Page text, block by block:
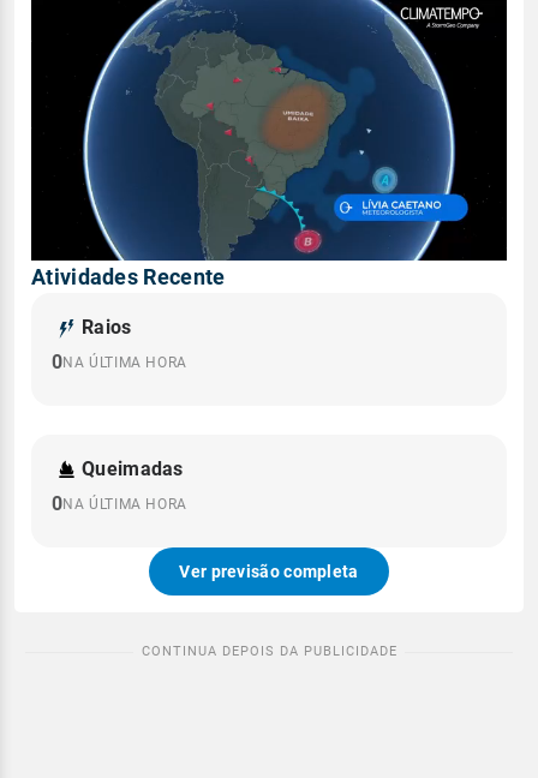
Atividades Recente
Raios
0NA ÚLTIMA HORA
Queimadas
0NA ÚLTIMA HORA
Ver previsão completa